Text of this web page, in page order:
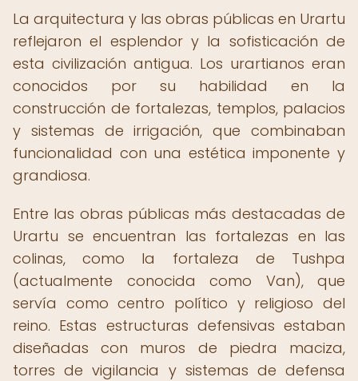
La arquitectura y las obras públicas en Urartu
reflejaron el esplendor y la sofisticación de
esta civilización antigua. Los urartianos eran
conocidos por su habilidad en la
construcción de fortalezas, templos, palacios
y sistemas de irrigación, que combinaban
funcionalidad con una estética imponente y
grandiosa.
Entre las obras públicas más destacadas de
Urartu se encuentran las fortalezas en las
colinas, como la fortaleza de Tushpa
(actualmente conocida como Van), que
servía como centro político y religioso del
reino. Estas estructuras defensivas estaban
diseñadas con muros de piedra maciza,
torres de vigilancia y sistemas de defensa